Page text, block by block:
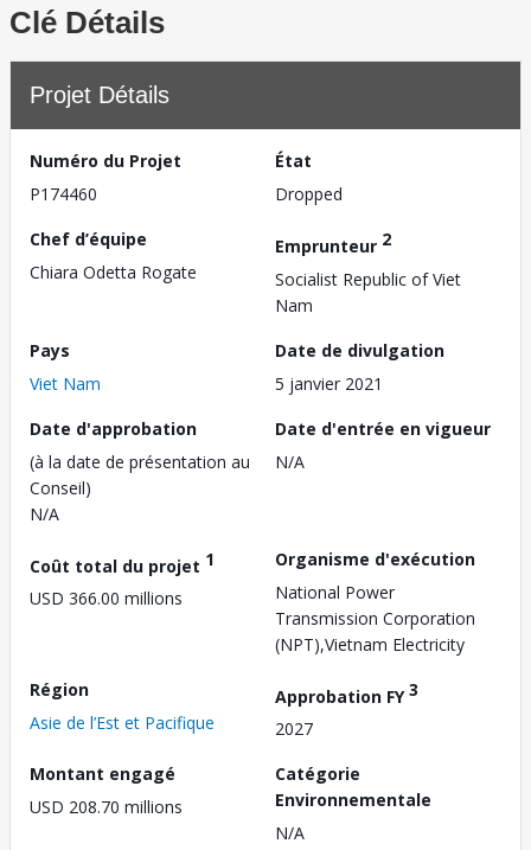
Clé Détails
Projet Détails
Numéro du Projet
P174460
État
Dropped
Chef d’équipe
Chiara Odetta Rogate
Emprunteur 2
Socialist Republic of Viet
Nam
Pays
Viet Nam
Date de divulgation
5 janvier 2021
Date d'approbation
(à la date de présentation au
Conseil)
N/A
Date d'entrée en vigueur
N/A
Coût total du projet 1
USD 366.00 millions
Organisme d'exécution
National Power
Transmission Corporation
(NPT),Vietnam Electricity
Région
Asie de l’Est et Pacifique
Approbation FY3
2027
Montant engagé
USD 208.70 millions
Catégorie
Environnementale
N/A